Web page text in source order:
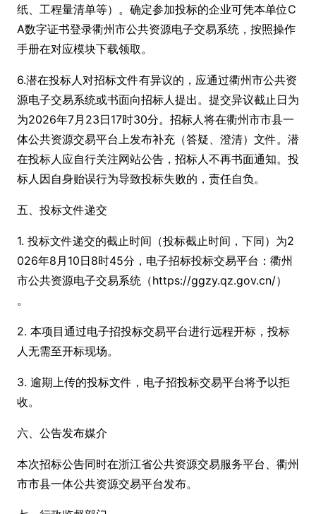
纸、工程量清单等）。确定参加投标的企业可凭本单位C
A数字证书登录衢州市公共资源电子交易系统，按照操作
手册在对应模块下载领取。
6.潜在投标人对招标文件有异议的，应通过衢州市公共资
源电子交易系统或书面向招标人提出。提交异议截止日为
为2026年7月23日17时30分。招标人将在衢州市市县一
体公共资源交易平台上发布补充（答疑、澄清）文件。潜
在投标人应自行关注网站公告，招标人不再书面通知。投
标人因自身贻误行为导致投标失败的，责任自负。
五、投标文件递交
1. 投标文件递交的截止时间（投标截止时间，下同）为2
026年8月10日8时45分，电子招标投标交易平台：衢州
市公共资源电子交易系统（https://ggzy.qz.gov.cn/）
。
2. 本项目通过电子招投标交易平台进行远程开标，投标
人无需至开标现场。
3. 逾期上传的投标文件，电子招投标交易平台将予以拒
收。
六、公告发布媒介
本次招标公告同时在浙江省公共资源交易服务平台、衢州
市市县一体公共资源交易平台发布。